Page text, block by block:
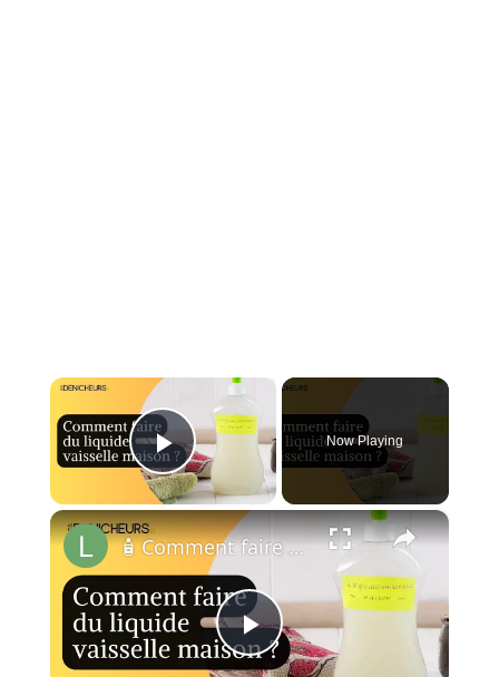
Play Video
Now Playing
×
Play
🧴 Comment faire du liquide vaisselle à la maison ?🏠